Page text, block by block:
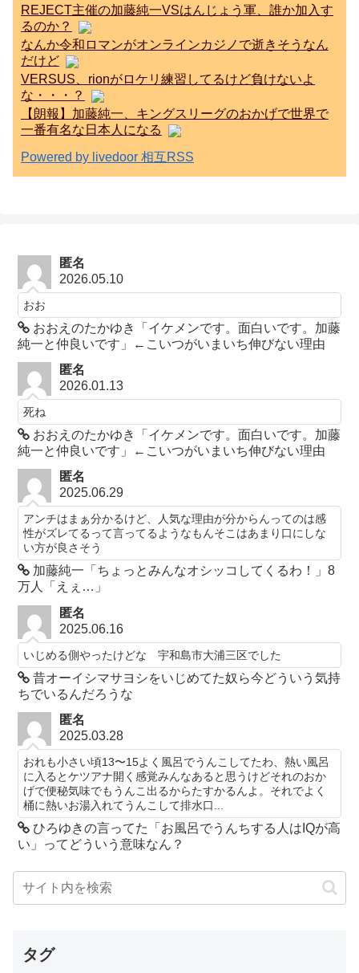
REJECT主催の加藤純一VSはんじょう軍、誰か加入す
るのか？
なんか令和ロマンがオンラインカジノで逝きそうなん
だけど
VERSUS、rionがロケリ練習してるけど負けないよ
な・・・？
【朗報】加藤純一、キングスリーグのおかげで世界で
一番有名な日本人になる
Powered by livedoor 相互RSS
匿名
2026.05.10
おお
おおえのたかゆき「イケメンです。面白いです。加藤
純一と仲良いです」←こいつがいまいち伸びない理由
匿名
2026.01.13
死ね
おおえのたかゆき「イケメンです。面白いです。加藤
純一と仲良いです」←こいつがいまいち伸びない理由
匿名
2025.06.29
アンチはまぁ分かるけど、人気な理由が分からんってのは感
性がズレてるって言ってるようなもんそこはあまり口にしな
い方が良さそう
加藤純一「ちょっとみんなオシッコしてくるわ！」8
万人「えぇ…」
匿名
2025.06.16
いじめる側やったけどな 宇和島市大浦三区でした
昔オーイシマサヨシをいじめてた奴ら今どういう気持
ちでいるんだろうな
匿名
2025.03.28
おれも小さい頃13〜15よく風呂でうんこしてたわ、熱い風呂
に入るとケツアナ開く感覚みんなあると思うけどそれのおか
げで便秘気味でもうんこ出るからたすかるんよ。それでよく
桶に熱いお湯入れてうんこして排水口...
ひろゆきの言ってた「お風呂でうんちする人はIQが高
い」ってどういう意味なん？
タグ